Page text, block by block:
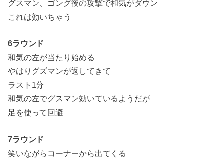
グスマン、ゴング後の攻撃で和気がダウン
これは効いちゃう
6ラウンド
和気の左が当たり始める
やはりグズマンが返してきて
ラスト1分
和気の左でグスマン効いているようだが
足を使って回避
7ラウンド
笑いながらコーナーから出てくる